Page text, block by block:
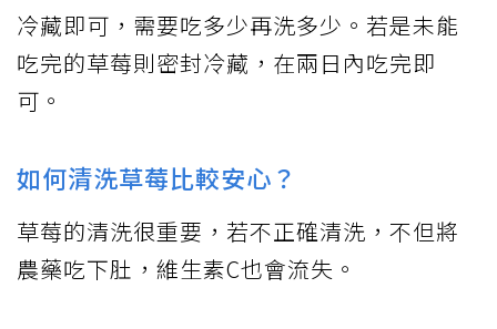
冷藏即可，需要吃多少再洗多少。若是未能
吃完的草莓則密封冷藏，在兩日內吃完即
可。
如何清洗草莓比較安心？
草莓的清洗很重要，若不正確清洗，不但將
農藥吃下肚，維生素C也會流失。